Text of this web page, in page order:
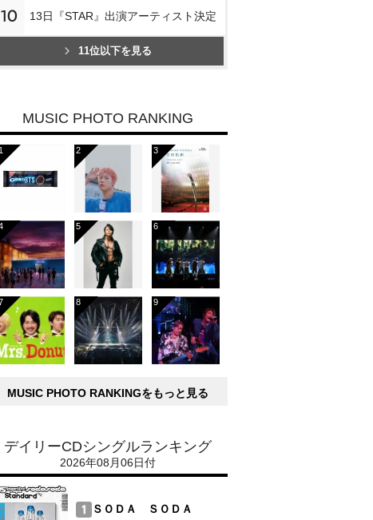
10 13日『STAR』出演アーティスト決定
11位以下を見る
MUSIC PHOTO RANKING
MUSIC PHOTO RANKINGをもっと見る
デイリーCDシングルランキング
2026年08月06日付
ＳＯＤＡ ＳＯＤＡ